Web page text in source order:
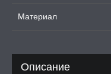
ПОМПЫ
Материал
Описание